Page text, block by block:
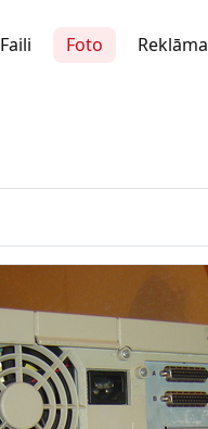
Faili Foto Reklāma